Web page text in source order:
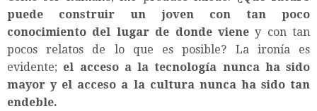
puede construir un joven con tan poco
conocimiento del lugar de donde vieney con tan
pocos relatos de lo que es posible? La ironía es
evidente; el acceso a la tecnología nunca ha sido
mayor y el acceso a la cultura nunca ha sido tan
endeble.